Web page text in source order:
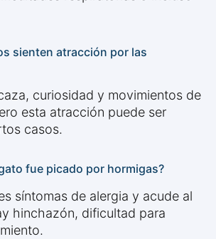
sienten atracción por las
curiosidad y movimientos de
esta atracción puede ser
casos.
fue picado por hormigas?
síntomas de alergia y acude al
hinchazón, dificultad para